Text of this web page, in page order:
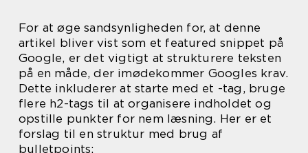
For at øge sandsynligheden for, at denne
artikel bliver vist som et featured snippet på
Google, er det vigtigt at strukturere teksten
på en måde, der imødekommer Googles krav.
Dette inkluderer at starte med et -tag, bruge
flere h2-tags til at organisere indholdet og
opstille punkter for nem læsning. Her er et
forslag til en struktur med brug af
bulletpoints: